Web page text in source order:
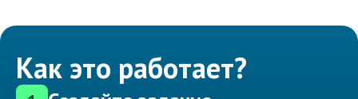
Как это работает?